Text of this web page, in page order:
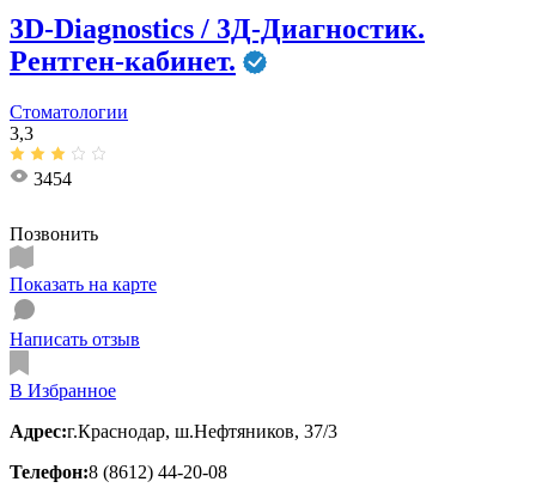
3D-Diagnostics / 3Д-Диагностик.
Рентген-кабинет.
Стоматологии
3,3
3454
Позвонить
Показать на карте
Написать отзыв
В Избранное
Адрес:г.Краснодар, ш.Нефтяников, 37/3
Телефон:8 (8612) 44-20-08